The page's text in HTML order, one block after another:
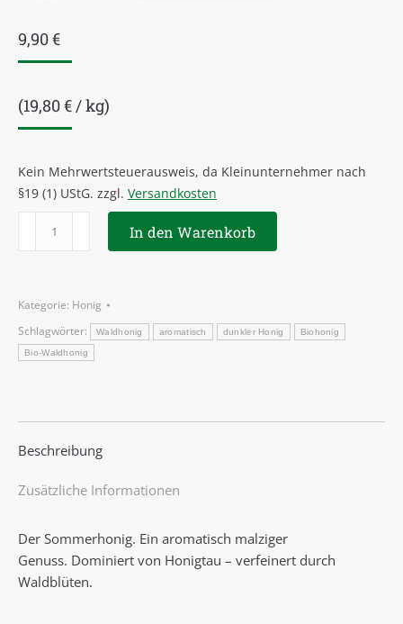
9,90€
(19,80€/kg)
Kein Mehrwertsteuerausweis, da Kleinunternehmer nach
§19 (1) UStG. zzgl. Versandkosten
In den Warenkorb
Kategorie: Honig
Schlagwörter:
Waldhonig aromatisch dunkler Honig Biohonig
Bio-Waldhonig
Beschreibung
Zusätzliche Informationen
Der Sommerhonig. Ein aromatisch malziger
Genuss. Dominiert von Honigtau – verfeinert durch
Waldblüten.